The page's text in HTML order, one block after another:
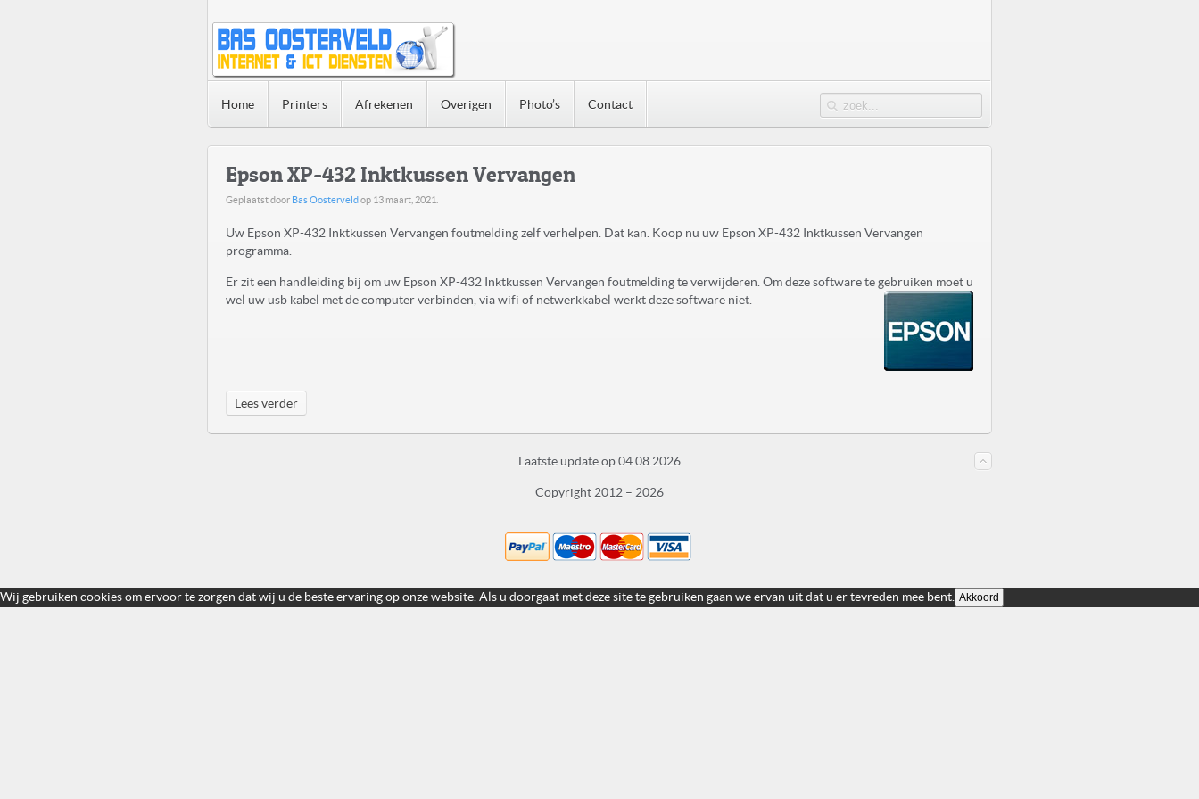
Home Printers Afrekenen Overigen Photo’s Contact
Epson XP-432 Inktkussen Vervangen
Geplaatst door Bas Oosterveldop 13 maart, 2021
Uw Epson XP-432 Inktkussen Vervangen foutmelding zelf verhelpen. Dat kan. Koop nu uw Epson XP-432 Inktkussen Vervangen
programma.
Er zit een handleiding bij om uw Epson XP-432 Inktkussen Vervangen foutmelding te verwijderen. Om deze software te gebruiken moet u
wel uw usb kabel met de computer verbinden, via wifi of netwerkkabel werkt deze software niet.
Lees verder
Laatste update op 04.08.2026
Copyright 2012 – 2026
Wij gebruiken cookies om ervoor te zorgen dat wij u de beste ervaring op onze website. Als u doorgaat met deze site te gebruiken gaan we ervan uit dat u er tevreden mee bent. Akkoord